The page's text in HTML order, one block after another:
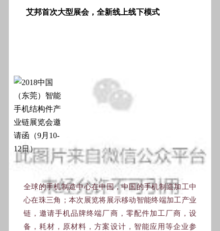
艾邦首次大型展会，全新线上线下模式
全球的手机制造中心在中国，中国的手机制造加工中
心在珠三角；本次展览将展示移动智能终端加工产业
链，邀请手机品牌终端厂商，零配件加工厂商，设
备，耗材，原材料，方案设计，智能应用等企业参